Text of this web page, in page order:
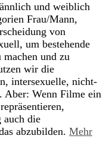
und weiblich
Frau/Mann,
von
um bestehende
machen und zu
wir die
intersexuelle, nicht-
Aber: Wenn Filme ein
auch die
abzubilden. Mehr